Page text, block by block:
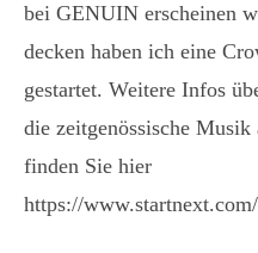
bei GENUIN erscheinen
decken haben ich eine
gestartet. Weitere Infos
die zeitgenössische
finden Sie hier
https://